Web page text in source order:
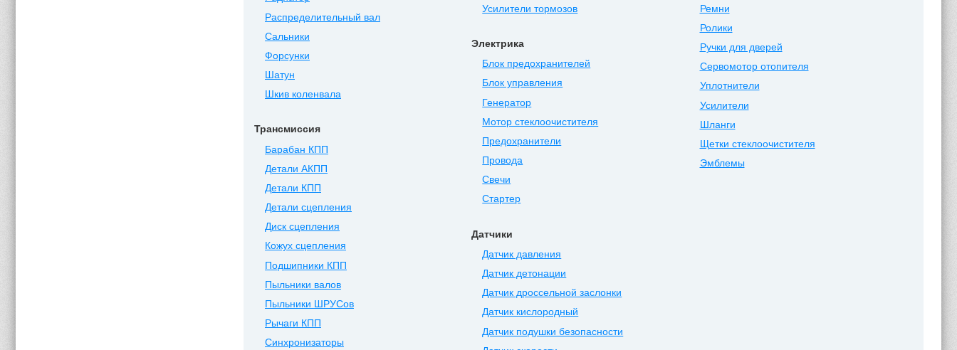
Распределительный вал
Сальники
Форсунки
Шатун
Шкив коленвала
Трансмиссия
Барабан КПП
Детали АКПП
Детали КПП
Детали сцепления
Диск сцепления
Кожух сцепления
Подшипники КПП
Пыльники валов
Пыльники ШРУСов
Рычаги КПП
Синхронизаторы
Усилители тормозов
Электрика
Блок предохранителей
Блок управления
Генератор
Мотор стеклоочистителя
Предохранители
Провода
Свечи
Стартер
Датчики
Датчик давления
Датчик детонации
Датчик дроссельной заслонки
Датчик кислородный
Датчик подушки безопасности
Ремни
Ролики
Ручки для дверей
Сервомотор отопителя
Уплотнители
Усилители
Шланги
Щетки стеклоочистителя
Эмблемы